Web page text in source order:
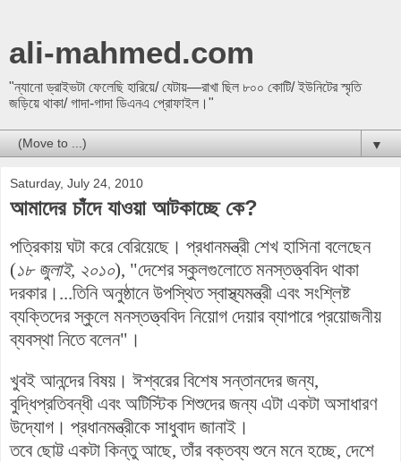
ali-mahmed.com
"ন্যানো ড্রাইভটা ফেলেছি হারিয়ে/ যেটায়—রাখা ছিল ৮০০ কোটি/ ইউনিটের স্মৃতি
জড়িয়ে থাকা/ গাদা-গাদা ডিএনএ প্রোফাইল।"
▼
Saturday, July 24, 2010
আমাদের চাঁদে যাওয়া আটকাচ্ছে কে?
পত্রিকায় ঘটা করে বেরিয়েছে। প্রধানমন্ত্রী শেখ হাসিনা বলেছেন
(১৮ জুলাই, ২০১০), "দেশের স্কুলগুলোতে মনস্তত্ত্ববিদ থাকা
দরকার।...তিনি অনুষ্ঠানে উপস্থিত স্বাস্থ্যমন্ত্রী এবং সংশ্লিষ্ট
ব্যক্তিদের স্কুলে মনস্তত্ত্ববিদ নিয়োগ দেয়ার ব্যাপারে প্রয়োজনীয়
ব্যবস্থা নিতে বলেন"।
খুবই আনন্দের বিষয়। ঈশ্বরের বিশেষ সন্তানদের জন্য,
বুদ্ধিপ্রতিবন্ধী এবং অটিস্টিক শিশুদের জন্য এটা একটা অসাধারণ
উদ্যোগ। প্রধানমন্ত্রীকে সাধুবাদ জানাই।
তবে ছোট্ট একটা কিন্তু আছে, তাঁর বক্তব্য শুনে মনে হচ্ছে, দেশে